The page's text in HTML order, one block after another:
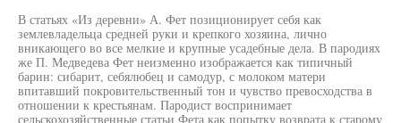
В статьях «Из деревни» А. Фет позиционирует себя как
землевладельца средней руки и крепкого хозяина, лично
вникающего во все мелкие и крупные усадебные дела. В пародиях
же П. Медведева Фет неизменно изображается как типичный
барин: сибарит, себялюбец и самодур, с молоком матери
впитавший покровительственный тон и чувство превосходства в
отношении к крестьянам. Пародист воспринимает
сельскохозяйственные статьи Фета как попытку возврата к старому